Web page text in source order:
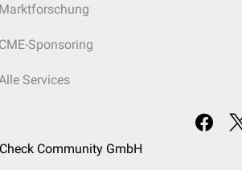
Marktforschung
CME-Sponsoring
Services
Community GmbH